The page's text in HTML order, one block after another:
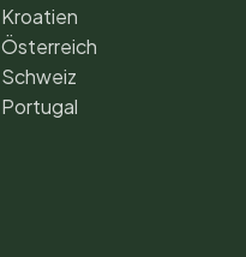
Kroatien
Österreich
Schweiz
Portugal